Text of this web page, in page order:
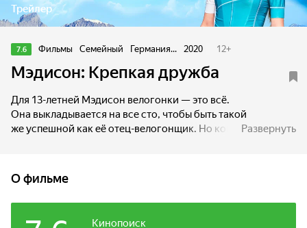
Трейлер
7.6 Фильмы Семейный Германия... 2020 12+
Мэдисон: Крепкая дружба
Для 13-летней Мэдисон велогонки — это всё.
Она выкладывается на все сто, чтобы быть такой
же успешной как её отец-велогонщик. Но когда
принимают неожиданный оборот.
Развернуть
О фильме
Кинопоиск